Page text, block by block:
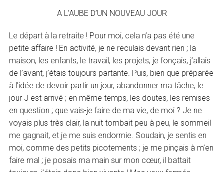
A L’AUBE D’UN NOUVEAU JOUR
Le départ à la retraite ! Pour moi, cela n’a pas été une
petite affaire ! En activité, je ne reculais devant rien ; la
maison, les enfants, le travail, les projets, je fonçais, j’allais
de l’avant, j’étais toujours partante. Puis, bien que préparée
à l’idée de devoir partir un jour, abandonner ma tâche, le
jour J est arrivé ; en même temps, les doutes, les remises
en question ; que vais-je faire de ma vie, de moi ? Je ne
voyais plus très clair, la nuit tombait peu à peu, le sommeil
me gagnait, et je me suis endormie. Soudain, je sentis en
moi, comme des petits picotements ; je me pinçais à m’en
faire mal ; je posais ma main sur mon cœur, il battait